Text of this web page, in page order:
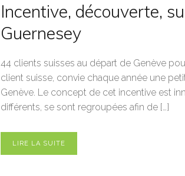
Incentive, découverte,
Guernesey
44 clients suisses au départ de Genève
client suisse, convie chaque année une
Genève. Le concept de cet incentive est
différents, se sont regroupées afin de […]
LIRE LA SUITE